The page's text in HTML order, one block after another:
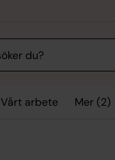
Vårt arbete Mer (2)